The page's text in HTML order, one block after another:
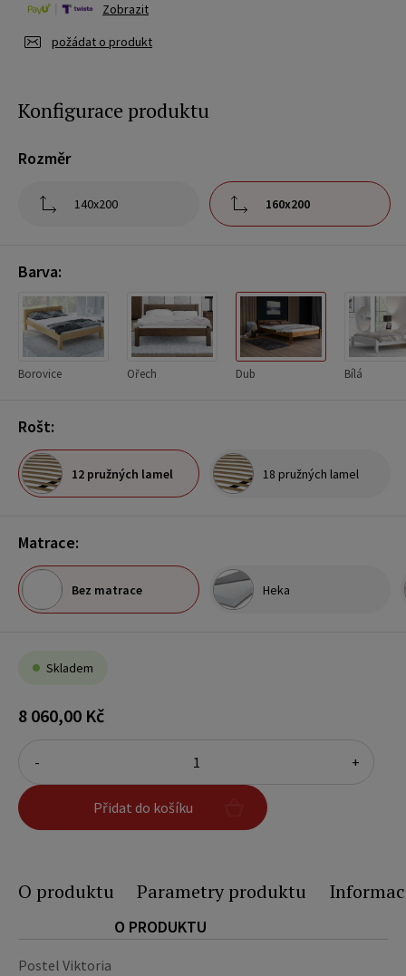
požádat o produkt
Zobrazit
Konfigurace produktu
Rozměr
140x200 160x200
Barva:
Borovice Ořech Dub Bílá
Rošt:
12 pružných lamel 18 pružných lamel
Matrace:
Bez matrace Heka
Skladem
8 060,00 Kč
- +
Přidat do košíku
O produktu Parametry produktu
O PRODUKTU
Postel Viktoria